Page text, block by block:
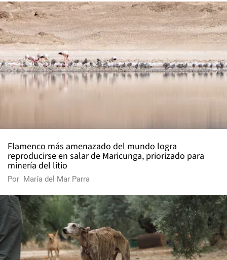
Flamenco más amenazado del mundo logra
reproducirse en salar de Maricunga, priorizado para
minería del litio
Por María del Mar Parra